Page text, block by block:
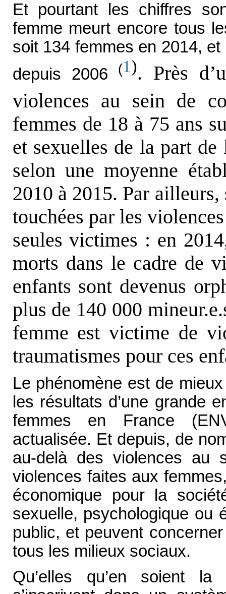
Et pourtant les chiffres
femme meurt encore tous
soit 134 femmes en 2014,
depuis 2006 (1). Près
violences au sein de
femmes de 18 à 75 ans
et sexuelles de la part
selon une moyenne
2010 à 2015. Par
touchées par les
seules victimes : en
morts dans le cadre de
enfants sont devenus
plus de 140 000
femme est victime de
traumatismes pour ces
Le phénomène est de
les résultats d’une grande
femmes en France
actualisée. Et depuis, de
au-delà des violences au
violences faites aux
économique pour la
sexuelle, psychologique ou
public, et peuvent
tous les milieux sociaux.
Qu’elles qu’en soient